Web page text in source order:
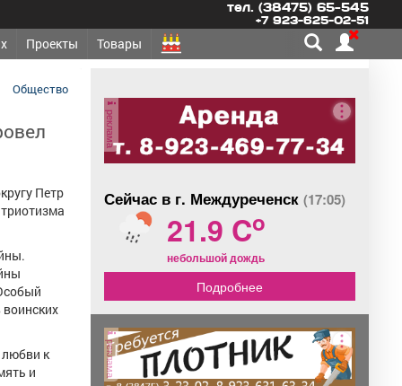
тел. (38475) 65-545
+7 923-625-02-51
Проекты Товары
Общество
Петр
любви к
и
реклама
Сейчас в г. Междуреченск (17:05)
21.9 Co
небольшой дождь
Подробнее
реклама